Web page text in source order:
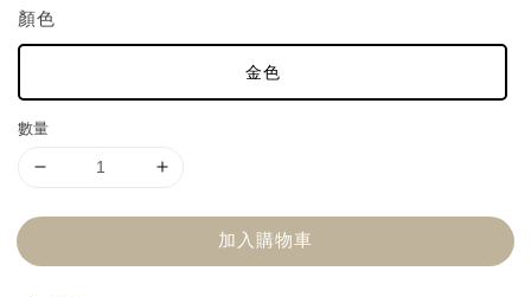
顏色
金色
數量
加入購物車